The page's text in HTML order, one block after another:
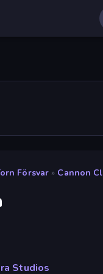
Försvar » Cannon
Studios